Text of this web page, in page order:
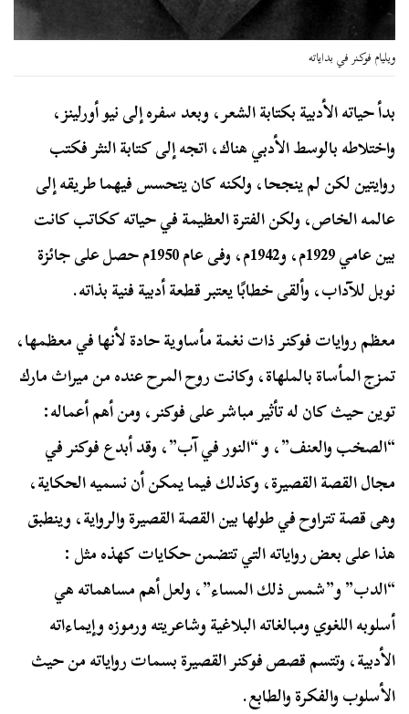
ويليام فوكـنر في بداياته
بدأ حياته الأدبية بكتابة الشعر، وبعد سفره إلى نيو أورلينز،
واختلاطه بالوسط الأدبي هناك، اتجه إلى كتابة النثر فكتب
روايتين لكن لم ينجحا، ولكنه كان يتحسس فيهما طريقه إلى
عالمه الخاص، ولكن الفترة العظيمة في حياته ككاتب كانت
بين عامي 1929م، و1942م، وفى عام 1950م حصل على جائزة
نوبل للآداب، وألقى خطابًا يعتبر قطعة أدبية فنية بذاته.
معظم روايات فوكنر ذات نغمة مأساوية حادة لأنها في معظمها،
تمزج المأساة بالملهاة، وكانت روح المرح عنده من ميراث مارك
توين حيث كان له تأثير مباشر على فوكنر، ومن أهم أعماله:
“الصخب والعنف”، و “النور في آب”، وقد أبدع فوكنر في
مجال القصة القصيرة، وكذلك فيما يمكن أن نسميه الحكاية،
وهى قصة تتراوح في طولها بين القصة القصيرة والرواية، وينطبق
هذا على بعض رواياته التي تتضمن حكايات كهذه مثل :
“الدب” و”شمس ذلك المساء”، ولعل أهم مساهماته هي
أسلوبه اللغوي ومبالغاته البلاغية وشاعريته ورموزه وإيماءاته
الأدبية، وتتسم قصص فوكنر القصيرة بسمات رواياته من حيث
الأسلوب والفكرة والطابع.